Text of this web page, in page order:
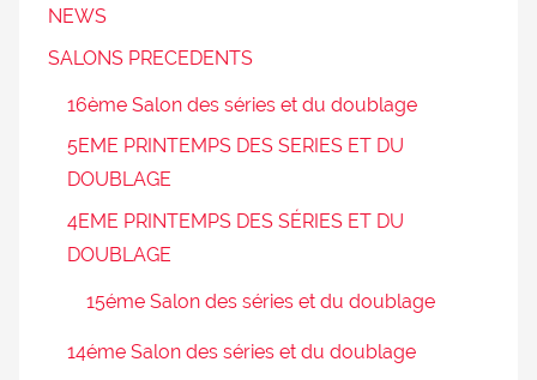
NEWS
SALONS PRECEDENTS
16ème Salon des séries et du doublage
5EME PRINTEMPS DES SERIES ET DU
DOUBLAGE
4EME PRINTEMPS DES SÉRIES ET DU
DOUBLAGE
15éme Salon des séries et du doublage
14éme Salon des séries et du doublage